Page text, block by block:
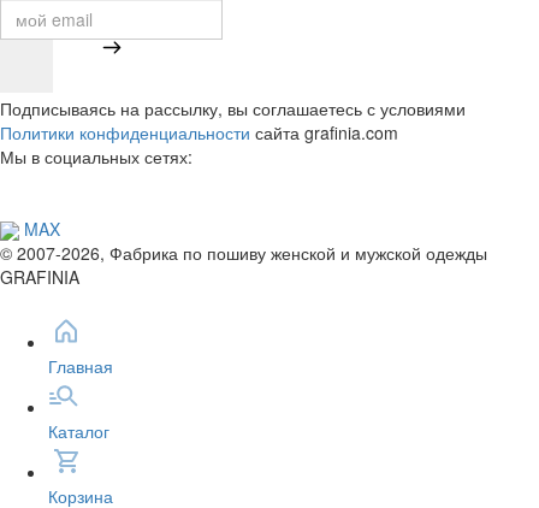
Подписываясь на рассылку, вы соглашаетесь с условиями
Политики конфиденциальности сайта grafinia.com
Мы в социальных сетях:
MAX
© 2007-2026, Фабрика по пошиву женской и мужской одежды
GRAFINIA
Главная
Каталог
Корзина